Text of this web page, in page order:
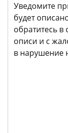
Уведомите
будет
обратитесь
описи и с
в нарушение